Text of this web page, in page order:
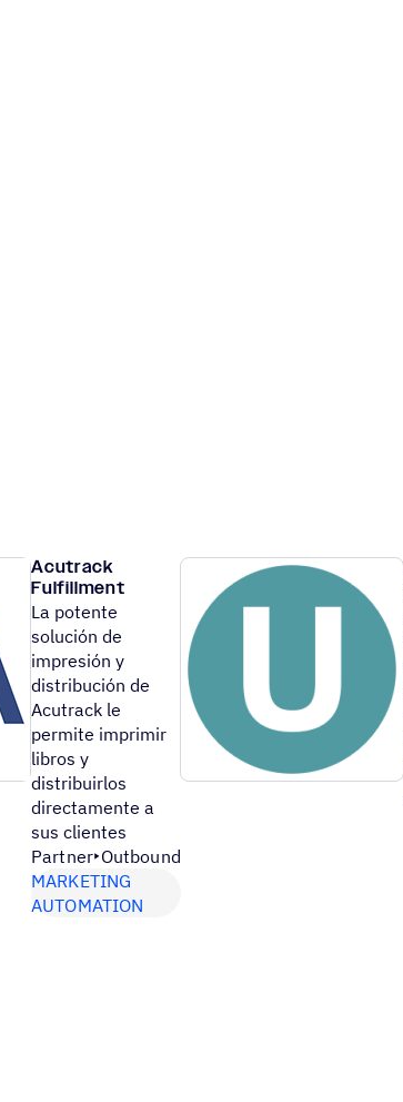
Acutrack
Fulfillment
La potente
solución de
impresión y
distribución de
Acutrack le
permite imprimir
libros y
distribuirlos
directamente a
sus clientes
Partner Outbound
MARKETING
AUTOMATION